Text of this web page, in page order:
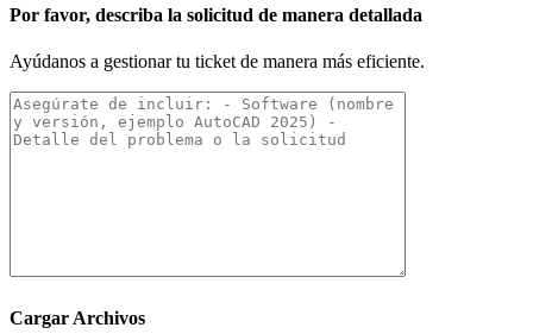
Por favor, describa la solicitud de manera detallada
Ayúdanos a gestionar tu ticket de manera más eficiente.
Cargar Archivos